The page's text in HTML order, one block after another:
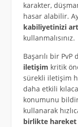
karakter,
hasar alabilir.
kabiliyetinizi
kullanmalısınız.
Başarılı bir
iletişim kritik
sürekli iletişim
daha etkili
konumunu
kullanarak
birlikte